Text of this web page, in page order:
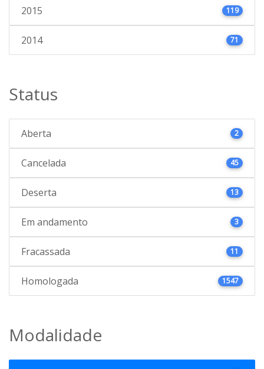
2015 119
2014 71
Status
Aberta 2
Cancelada 45
Deserta 13
Em andamento 3
Fracassada 11
Homologada 1547
Modalidade